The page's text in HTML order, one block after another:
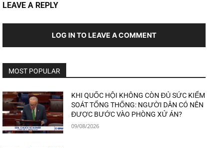
LEAVE A REPLY
LOG IN TO LEAVE A COMMENT
MOST POPULAR
KHI QUỐC HỘI KHÔNG CÒN ĐỦ SỨC KIỂM
SOÁT TỔNG THỐNG: NGƯỜI DÂN CÓ NÊN
ĐƯỢC BƯỚC VÀO PHÒNG XỬ ÁN?
09/08/2026